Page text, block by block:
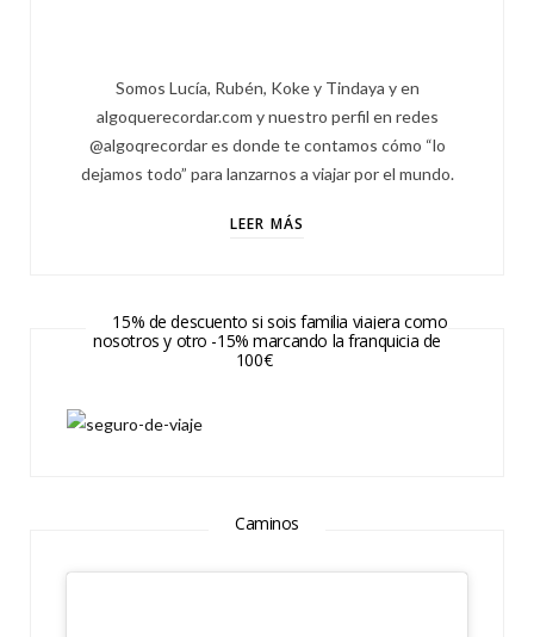
Somos Lucía, Rubén, Koke y Tindaya y en
algoquerecordar.com y nuestro perfil en redes
@algoqrecordar es donde te contamos cómo “lo
dejamos todo” para lanzarnos a viajar por el mundo.
LEER MÁS
15% de descuento si sois familia viajera como
nosotros y otro -15% marcando la franquicia de
100€
Caminos